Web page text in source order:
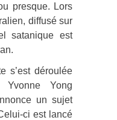
presque. Lors
diffusé sur
satanique est
s’est déroulée
Yong
un sujet
ci est lancé